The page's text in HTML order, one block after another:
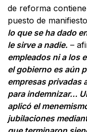
de reforma
puesto de
lo que se ha dado
le sirve a nadie. –
empleados ni a los
el gobierno es aún
empresas privadas
para indemnizar…
aplicó el
jubilaciones